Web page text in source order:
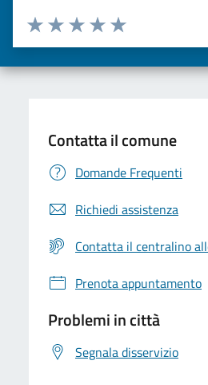
Valuta da 1 a 5 stelle la pagina
Valuta 5 stelle su
Valuta 4 stelle su 5
Valuta 3 stelle su 5
Valuta 2 stelle su 5
Valuta una stella su 5
Contatta il comune
Domande Frequenti
Richiedi assistenza
Contatta il centralino
Prenota appuntamento
Problemi in città
Segnala disservizio